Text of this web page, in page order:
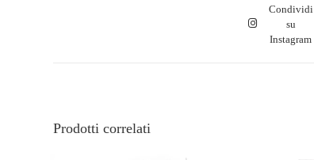
Condividi
su
Instagram
Prodotti correlati